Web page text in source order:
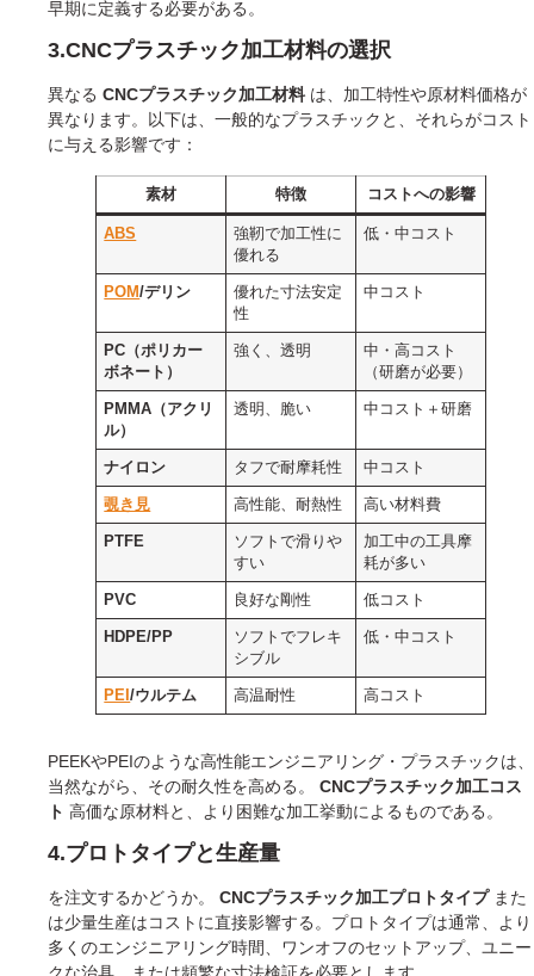
早期に定義する必要がある。
3.CNCプラスチック加工材料の選択
異なる CNCプラスチック加工材料 は、加工特性や原材料価格が
異なります。以下は、一般的なプラスチックと、それらがコスト
に与える影響です：
素材 特徴 コストへの影響
ABS
強靭で加工性に
優れる
低・中コスト
POM/デリン
優れた寸法安定
性
中コスト
PC（ポリカー
ボネート）
強く、透明
中・高コスト
（研磨が必要）
PMMA（アクリ
ル）
透明、脆い 中コスト＋研磨
ナイロン タフで耐摩耗性 中コスト
覗き見 高性能、耐熱性 高い材料費
PTFE
ソフトで滑りや
すい
加工中の工具摩
耗が多い
PVC 良好な剛性 低コスト
HDPE/PP
ソフトでフレキ
シブル
低・中コスト
PEI/ウルテム 高温耐性 高コスト
PEEKやPEIのような高性能エンジニアリング・プラスチックは、
当然ながら、その耐久性を高める。 CNCプラスチック加工コス
ト 高価な原材料と、より困難な加工挙動によるものである。
4.プロトタイプと生産量
を注文するかどうか。 CNCプラスチック加工プロトタイプまた
は少量生産はコストに直接影響する。プロトタイプは通常、より
多くのエンジニアリング時間、ワンオフのセットアップ、ユニー